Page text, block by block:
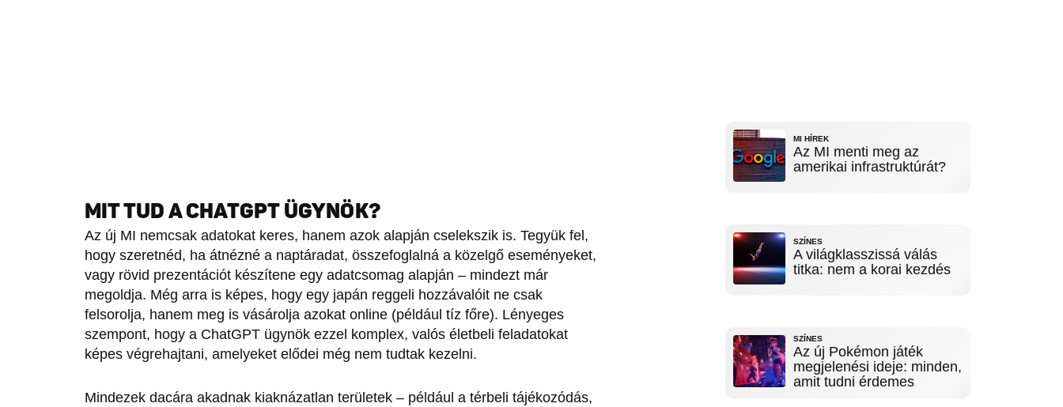
MIT TUD A CHATGPT ÜGYNÖK?
Az új MI nemcsak adatokat keres, hanem azok alapján cselekszik is. Tegyük fel,
hogy szeretnéd, ha átnézné a naptáradat, összefoglalná a közelgő eseményeket,
vagy rövid prezentációt készítene egy adatcsomag alapján – mindezt már
megoldja. Még arra is képes, hogy egy japán reggeli hozzávalóit ne csak
felsorolja, hanem meg is vásárolja azokat online (például tíz főre). Lényeges
szempont, hogy a ChatGPT ügynök ezzel komplex, valós életbeli feladatokat
képes végrehajtani, amelyeket elődei még nem tudtak kezelni.
Mindezek dacára akadnak kiaknázatlan területek – például a térbeli tájékozódás,
MI HÍREK
Az MI menti meg az
amerikai infrastruktúrát?
SZÍNES
A világklasszissá válás
titka: nem a korai kezdés
SZÍNES
Az új Pokémon játék
megjelenési ideje: minden,
amit tudni érdemes